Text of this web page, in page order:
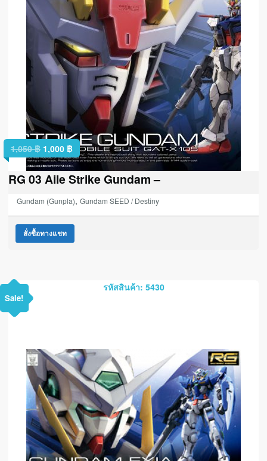
1,050฿ 1,000 ฿
RG 03 Aile Strike Gundam –
Gundam (Gunpla), Gundam SEED / Destiny
สั่งซื้อทางแชท
รหัสสินค้า: 5430
Sale!